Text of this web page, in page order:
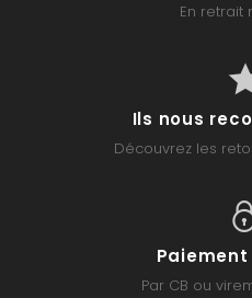
En retrait
Ils nous
Découvrez les
Par CB ou